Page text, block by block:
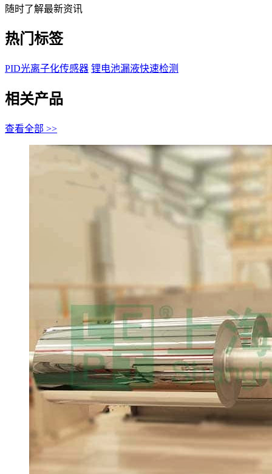
随时了解最新资讯
热门标签
PID光离子化传感器 锂电池漏液快速检测
相关产品
查看全部 >>